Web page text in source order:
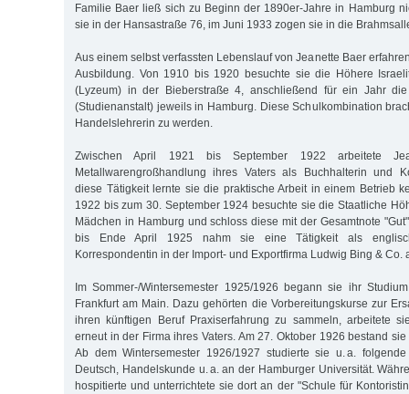
Familie Baer ließ sich zu Beginn der 1890er-Jahre in Hamburg
sie in der Hansastraße 76, im Juni 1933 zogen sie in die
Aus einem selbst verfassten Lebenslauf von Jeanette Baer
Ausbildung. Von 1910 bis 1920 besuchte sie die Höhere
(Lyzeum) in der Bieberstraße 4, anschließend für ein Jahr die
(Studienanstalt) jeweils in Hamburg. Diese Schulkombination
Handelslehrerin zu werden.
Zwischen April 1921 bis September 1922 arbeitete
Metallwarengroßhandlung ihres Vaters als Buchhalterin und
diese Tätigkeit lernte sie die praktische Arbeit in einem Betrieb
1922 bis zum 30. September 1924 besuchte sie die Staatliche
Mädchen in Hamburg und schloss diese mit der Gesamtnote
bis Ende April 1925 nahm sie eine Tätigkeit als
Korrespondentin in der Import- und Exportfirma Ludwig Bing & Co.
Im Sommer-/Wintersemester 1925/1926 begann sie ihr
Frankfurt am Main. Dazu gehörten die Vorbereitungskurse zur
ihren künftigen Beruf Praxiserfahrung zu sammeln, arbeitete
erneut in der Firma ihres Vaters. Am 27. Oktober 1926 bestand
Ab dem Wintersemester 1926/1927 studierte sie u. a.
Deutsch, Handelskunde u. a. an der Hamburger Universität.
hospitierte und unterrichtete sie dort an der "Schule für